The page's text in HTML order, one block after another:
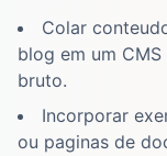
Colar
blog em um
bruto.
Incorporar
ou paginas de